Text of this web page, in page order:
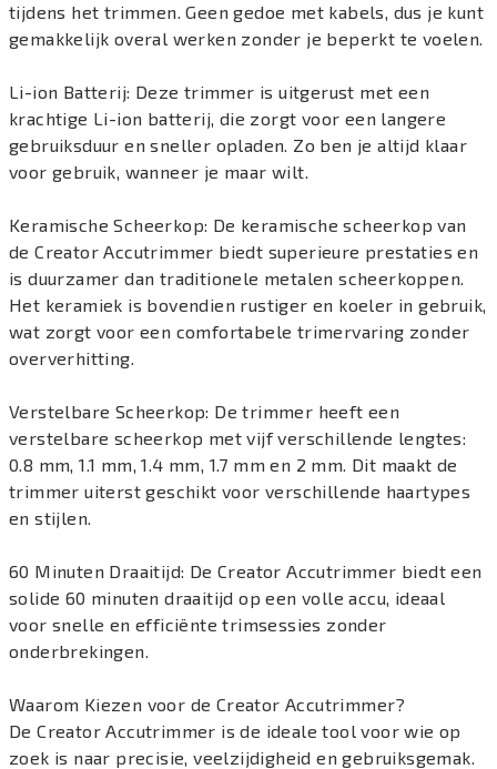
tijdens het trimmen. Geen gedoe met kabels, dus je kunt
gemakkelijk overal werken zonder je beperkt te voelen.
Li-ion Batterij: Deze trimmer is uitgerust met een
krachtige Li-ion batterij, die zorgt voor een langere
gebruiksduur en sneller opladen. Zo ben je altijd klaar
voor gebruik, wanneer je maar wilt.
Keramische Scheerkop: De keramische scheerkop van
de Creator Accutrimmer biedt superieure prestaties en
is duurzamer dan traditionele metalen scheerkoppen.
Het keramiek is bovendien rustiger en koeler in gebruik,
wat zorgt voor een comfortabele trimervaring zonder
oververhitting.
Verstelbare Scheerkop: De trimmer heeft een
verstelbare scheerkop met vijf verschillende lengtes:
0.8 mm, 1.1 mm, 1.4 mm, 1.7 mm en 2 mm. Dit maakt de
trimmer uiterst geschikt voor verschillende haartypes
en stijlen.
60 Minuten Draaitijd: De Creator Accutrimmer biedt een
solide 60 minuten draaitijd op een volle accu, ideaal
voor snelle en efficiënte trimsessies zonder
onderbrekingen.
Waarom Kiezen voor de Creator Accutrimmer?
De Creator Accutrimmer is de ideale tool voor wie op
zoek is naar precisie, veelzijdigheid en gebruiksgemak.